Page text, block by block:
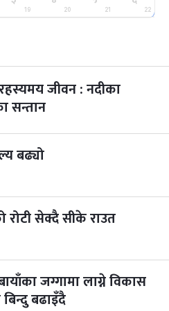
७ महिना बाँकी
19 20 21 22
जीवन : नदीका
सन्तान
बढ्यो
सेक्दै सीके राउत
जग्गामा लाग्ने विकास
बढाइँदै